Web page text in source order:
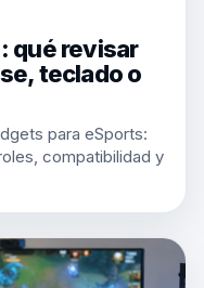
qué revisar
teclado o
para eSports:
compatibilidad y